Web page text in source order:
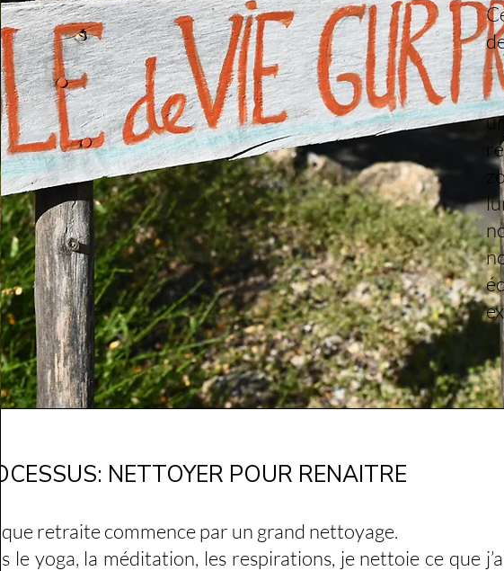
NETTOYER POUR RENAITRE
retraite commence par un grand nettoyage.
le yoga, la méditation, les respirations, je nettoie ce que